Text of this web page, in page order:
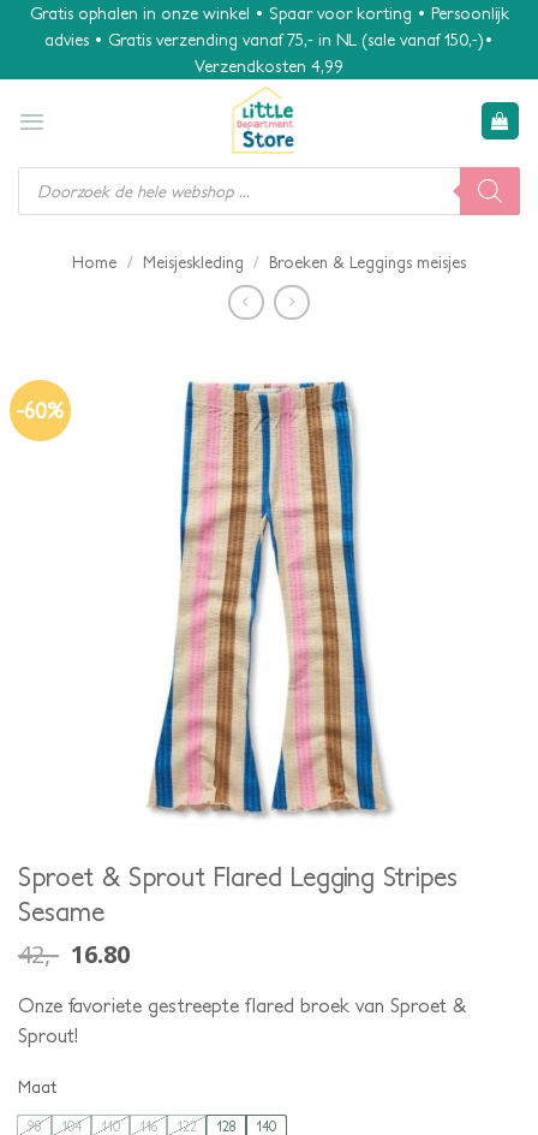
Gratis ophalen in onze winkel • Spaar voor korting • Persoonlijk
advies • Gratis verzending vanaf 75,- in NL (sale vanaf 150,-)•
Verzendkosten 4,99
Producten
zoeken
Home / Meisjeskleding / Broeken & Leggings meisjes
-60%
Sproet & Sprout Flared Legging Stripes
Sesame
42,- 16.80
Onze favoriete gestreepte flared broek van Sproet &
Sprout!
Maat
98 104 110 116 122 128 140